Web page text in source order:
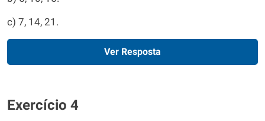
c) 7, 14, 21.
Ver Resposta
Exercício 4